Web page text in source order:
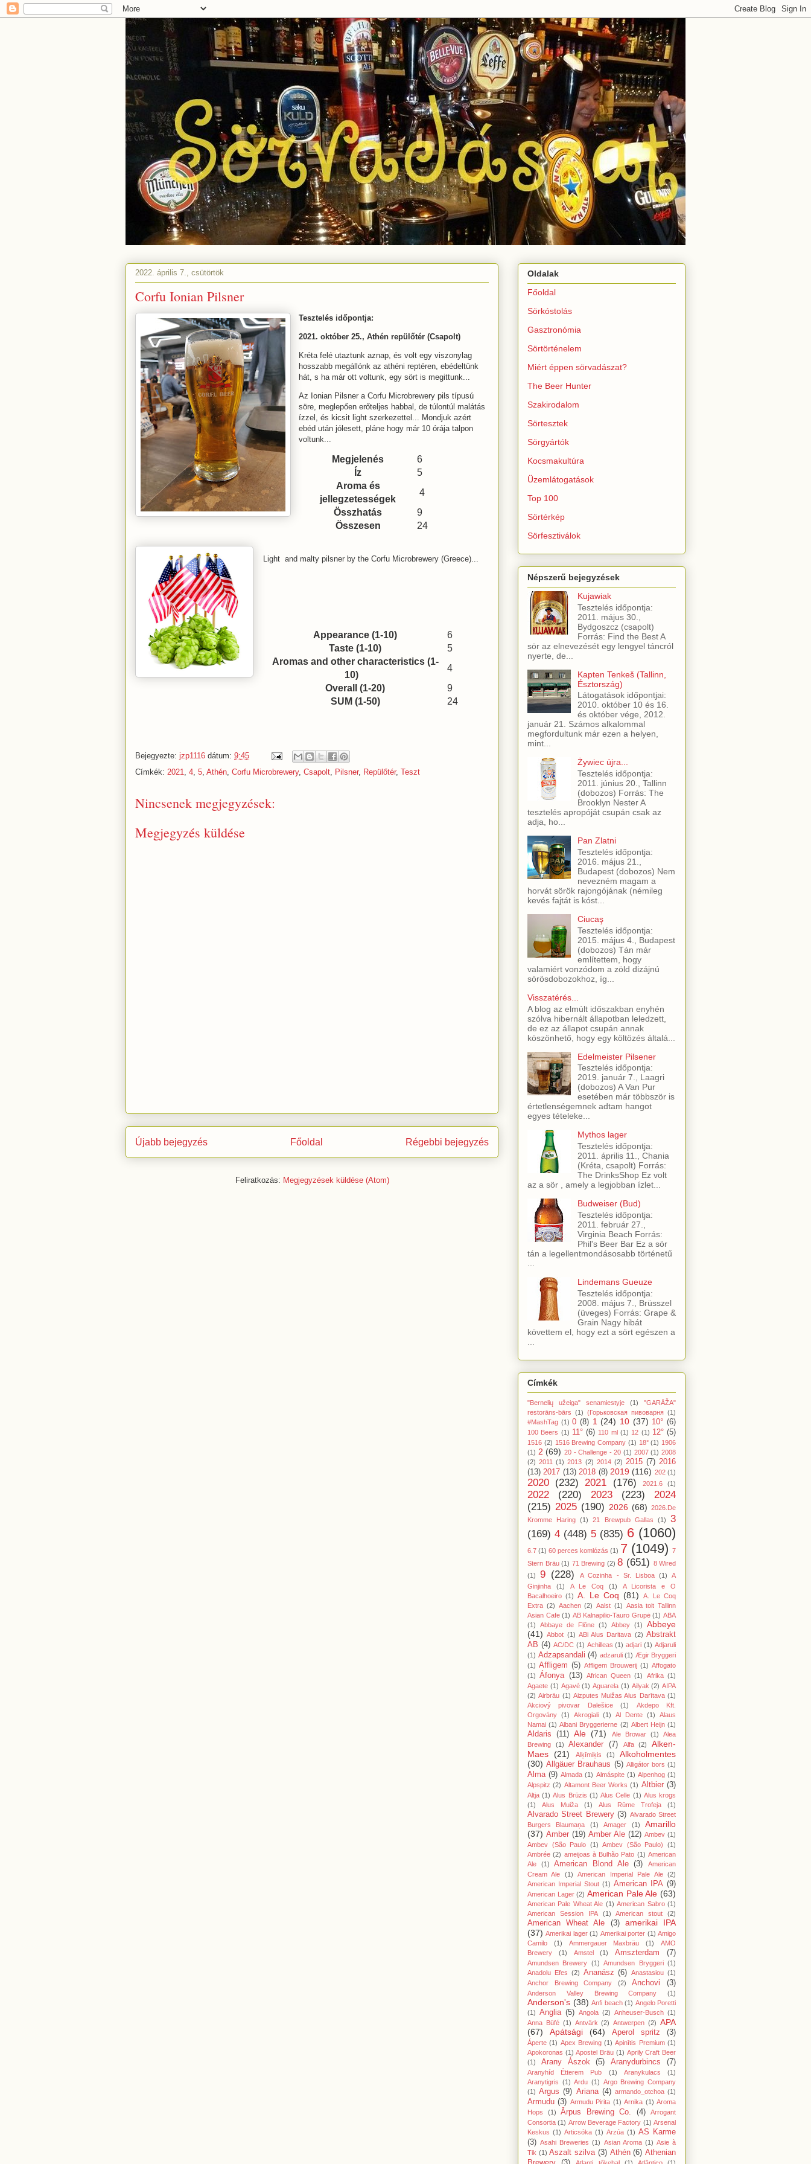
2022. április 7., csütörtök
Corfu Ionian Pilsner
Tesztelés időpontja:
2021. október 25., Athén repülőtér (Csapolt)
Kréta felé utaztunk aznap, és volt egy viszonylag
hosszabb megállónk az athéni reptéren, ebédeltünk
hát, s ha már ott voltunk, egy sört is megittunk...
Az Ionian Pilsner a Corfu Microbrewery pils típusú
söre, meglepően erőteljes habbal, de túlontúl malátás
ízzel, és kicsit light szerkezettel... Mondjuk azért
ebéd után jólesett, pláne hogy már 10 órája talpon
voltunk...
Megjelenés
6
Íz
5
Aroma és
jellegzetességek
4
Összhatás
9
Összesen
24
Light and malty pilsner by the Corfu Microbrewery (Greece)...
Appearance (1-10)
6
Taste (1-10)
5
Aromas and other characteristics (1-
10)
4
Overall (1-20)
9
SUM (1-50)
24
Bejegyezte: jzp1116 dátum: 9:45
Címkék: 2021, 4, 5, Athén, Corfu Microbrewery, Csapolt, Pilsner, Repülőtér, Teszt
Nincsenek megjegyzések:
Megjegyzés küldése
Újabb bejegyzés Régebbi bejegyzés
Főoldal
Feliratkozás: Megjegyzések küldése (Atom)
Oldalak
Főoldal
Sörkóstolás
Gasztronómia
Sörtörténelem
Miért éppen sörvadászat?
The Beer Hunter
Szakirodalom
Sörtesztek
Sörgyártók
Kocsmakultúra
Üzemlátogatások
Top 100
Sörtérkép
Sörfesztiválok
Népszerű bejegyzések
Kujawiak
Tesztelés időpontja:
2011. május 30.,
Bydgoszcz (csapolt)
Forrás: Find the Best A
sör az elnevezését egy lengyel táncról
nyerte, de...
Kapten Tenkeš (Tallinn,
Észtország)
Látogatások időpontjai:
2010. október 10 és 16.
és október vége, 2012.
január 21. Számos alkalommal
megfordultunk már ezen a helyen,
mint...
Żywiec újra...
Tesztelés időpontja:
2011. június 20., Tallinn
(dobozos) Forrás: The
Brooklyn Nester A
tesztelés apropóját csupán csak az
adja, ho...
Pan Zlatni
Tesztelés időpontja:
2016. május 21.,
Budapest (dobozos) Nem
nevezném magam a
horvát sörök rajongójának (némileg
kevés fajtát is kóst...
Ciucaş
Tesztelés időpontja:
2015. május 4., Budapest
(dobozos) Tán már
említettem, hogy
valamiért vonzódom a zöld dizájnú
sörösdobozokhoz, íg...
Visszatérés...
A blog az elmúlt időszakban enyhén
szólva hibernált állapotban leledzett,
de ez az állapot csupán annak
köszönhető, hogy egy költözés általá...
Edelmeister Pilsener
Tesztelés időpontja:
2019. január 7., Laagri
(dobozos) A Van Pur
esetében már többször is
értetlenségemnek adtam hangot
egyes tételeke...
Mythos lager
Tesztelés időpontja:
2011. április 11., Chania
(Kréta, csapolt) Forrás:
The DrinksShop Ez volt
az a sör , amely a legjobban ízlet...
Budweiser (Bud)
Tesztelés időpontja:
2011. február 27.,
Virginia Beach Forrás:
Phil's Beer Bar Ez a sör
tán a legellentmondásosabb történetű
Lindemans Gueuze
Tesztelés időpontja:
2008. május 7., Brüsszel
(üveges) Forrás: Grape &
Grain Nagy hibát
követtem el, hogy ezt a sört egészen a
Címkék
"Bernelių užeiga" senamiestyje (1)
"GARĀŽA"
restorāns-bārs (1) (Горьковская пивоварня (1)
#MashTag (1) 0 (8) 1 (24) 10 (37) 10° (6)
100 Beers (1) 11° (6) 110 ml (1) 12 (1) 12° (5)
1516 (2) 1516 Brewing Company (1) 18° (1) 1906
(1) 2 (69) 20 - Challenge - 20 (1) 2007 (1) 2008
(2) 2011 (1) 2013 (2) 2014 (2) 2015 (7) 2016
(13) 2017 (13) 2018 (8) 2019 (116) 202 (1)
2020 (232) 2021 (176) 2021.6 (1)
2022 (220) 2023 (223)
2024
(215) 2025 (190) 2026 (68) 2026.De
Kromme Haring
(1) 21 Brewpub Gallas (1)
3
(169) 4 (448) 5 (835) 6 (1060)
6.7 (1) 60 perces komlózás (1) 7 (1049) 7
Stern Bräu (1) 71 Brewing (2) 8 (651) 8 Wired
(1)
9 (228) A Cozinha - Sr. Lisboa (1)
A
Ginjinha
(1) A Le Coq (1)
A Licorista e O
Bacalhoeiro (1) A. Le Coq (81)
A. Le Coq
Extra (2) Aachen (2) Aalst (1) Aasia toit Tallinn
Asian Cafe (1) AB Kalnapilio-Tauro Grupė (1) ABA
(1)
Abbaye de Flône (1) Abbey (1)
Abbeye
(41)
Abbot (1) ABi Alus Daritava (2) Abstrakt
AB (4) AC/DC (1) Achilleas (1) adjari (1) Adjaruli
(1) Adzapsandali (4) adzaruli (1) Ægir Bryggeri
(1) Affligem (5) Affligem Brouwerij (1) Affogato
(1)
Áfonya (13) African Queen (1) Afrika (1)
Agaete (1) Agavé (1) Aguarela (1) Ailyak (2) AIPA
(2) Airbräu (1) Aizputes Muižas Alus Darītava (1)
Akciový pivovar Dalešice
(1)
Akdepo Kft.
Orgovány (1) Akrogiali (1) Al Dente (1)
Alaus
Namai (1) Albani Bryggerierne (2) Albert Heijn (1)
Aldaris (11) Ale (71) Ale Browar (1)
Alea
Brewing
(1) Alexander (7) Alfa (2)
Alken-
Maes
(21) Alķīmiķis (1)
Alkoholmentes
(30) Allgäuer Brauhaus (5) Alligátor bors (1)
Alma (9) Almada (1) Almáspite (1) Alpenhog (1)
Alpspitz (2) Altamont Beer Works (1) Altbier (3)
Altja (1) Alus Brūzis (1) Alus Celle (1) Alus krogs
(1)
Alus Muiža (1) Alus Rūme Trofeja (1)
Alvarado Street Brewery (3) Alvarado Street
Burgers Blaumaņa
(1) Amager (1)
Amarillo
(37) Amber (19) Amber Ale (12) Ambev (1)
Ambev (São Paulo (1) Ambev (São Paulo)
(1)
Ambrée (2) ameijoas à Bulhão Pato (1) American
Ale
(1) American Blond Ale (3)
American
Cream Ale
(1) American Imperial Pale Ale
(2)
American Imperial Stout (1) American IPA (9)
American Lager (2) American Pale Ale (63)
American Pale Wheat Ale (1) American Sabro (1)
American Session IPA
(1) American stout (2)
American Wheat Ale (3)
amerikai IPA
(37) Amerikai lager (1) Amerikai porter (1) Amigo
Camilo
(1) Ammergauer Maxbräu (1)
AMO
Brewery
(1) Amstel (1) Amszterdam (7)
Amundsen Brewery (1) Amundsen Bryggeri (1)
Anadolu Efes (2) Ananász (6) Anastasiou (1)
Anchor Brewing Company
(2) Anchovi (3)
Anderson Valley Brewing Company (1)
Anderson's (38) Anfi beach (1) Angelo Poretti
(1) Anglia (5) Angola (2) Anheuser-Busch (1)
Anna Büfé (1) Antvärk (2) Antwerpen (2) APA
(67)
Apátsági (64) Aperol spritz (3)
Áperte (1) Apex Brewing (1) Apinītis Premium (1)
Apokoronas (1) Apostel Bräu (1) Aprily Craft Beer
(1)
Arany Ászok (5) Aranydurbincs (7)
Aranyhíd Étterem Pub (1) Aranykulacs
(1)
Aranytigris (1) Ardu (1) Argo Brewing Company
(1) Argus (9) Ariana (4) armando_otchoa (1)
Armudu (3) Armudu Pirita (1) Arnika (1) Aroma
Hops
(1) Ārpus Brewing Co. (4)
Arrogant
Consortia (1) Arrow Beverage Factory (1) Arsenal
Keskus (1) Articsóka (1) Arzúa (1) AS Karme
(3) Asahi Breweries (1) Asian Aroma (1) Asie à
Tik (1) Aszalt szilva (3) Athén (6) Athenian